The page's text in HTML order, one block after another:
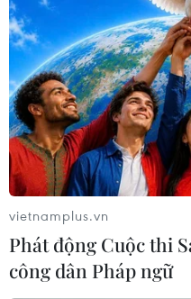
vietnamplus.vn
Phát động Cuộc thi
công dân Pháp ngữ